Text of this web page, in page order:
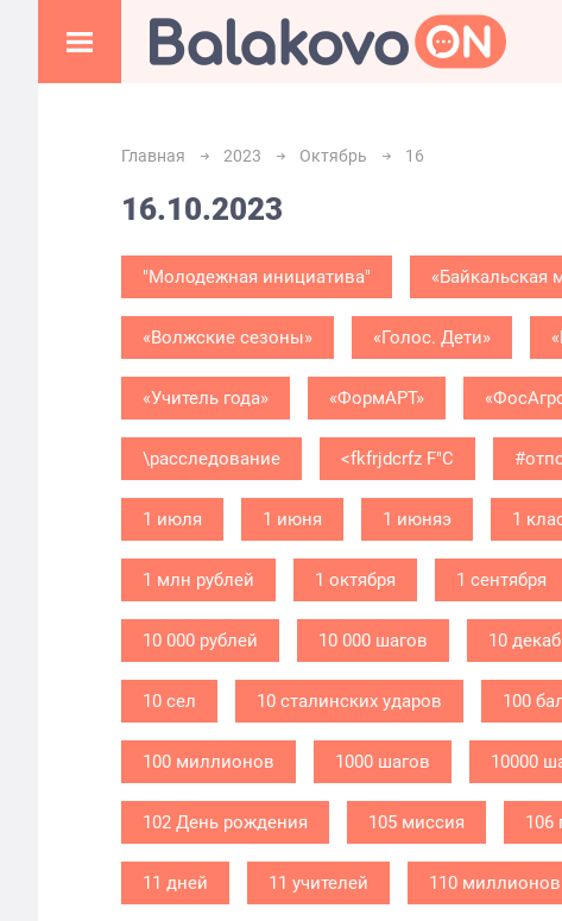
Главная 2023 Октябрь 16
16.10.2023
"Молодежная инициатива" «Байкальская
«Волжские сезоны» «Голос. Дети»
«Учитель года» «ФормАРТ»
\расследование <fkfrjdcrfz F"C
1 июля 1 июня 1 июняэ 1
1 млн рублей 1 октября 1 сентября
10 000 рублей 10 000 шагов 10
10 сел 10 сталинских ударов 100
100 миллионов 1000 шагов 10000
102 День рождения 105 миссия 106
11 дней 11 учителей 110 миллионов